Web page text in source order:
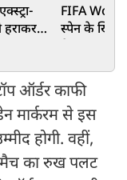
हराकर
FIFA
स्पेन के
ऑर्डर काफी
मार्करम से इस
होगी. वहीं,
का रुख पलट